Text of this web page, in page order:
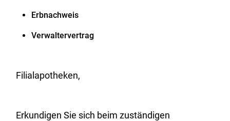
Erbnachweis
Verwaltervertrag
Filialapotheken,
Erkundigen Sie sich beim zuständigen